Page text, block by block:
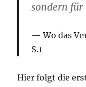
sondern für
Wo das
S.1
Hier folgt die